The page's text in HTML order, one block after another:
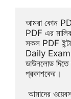
আমরা কোন
PDF এর
সকল PDF
Daily Exam
ডাউনলোড
প্রকাশকের।